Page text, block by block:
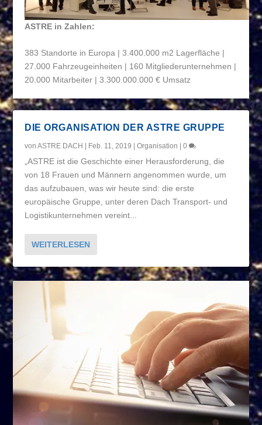
ASTRE in Zahlen:
383 Standorte in Europa | 3.400.000 m2 Lagerfläche |
27.000 Fahrzeugeinheiten | 160 Mitgliederunternehmen |
20.000 Mitarbeiter | 3.300.000.000 € Umsatz
DIE ORGANISATION DER ASTRE GRUPPE
vonASTRE DACH Feb. 11, 2019 |Organisation |0
„ASTRE ist die Geschichte einer Herausforderung, die
von 18 Frauen und Männern angenommen wurde, um
das aufzubauen, was wir heute sind: die erste
europäische Gruppe, unter deren Dach Transport- und
Logistikunternehmen vereint...
WEITERLESEN